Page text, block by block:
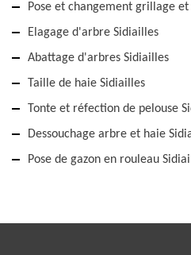
Pose et changement grillage
Elagage d'arbre Sidiailles
Abattage d'arbres Sidiailles
Taille de haie Sidiailles
Tonte et réfection de pelouse
Dessouchage arbre et haie
Pose de gazon en rouleau